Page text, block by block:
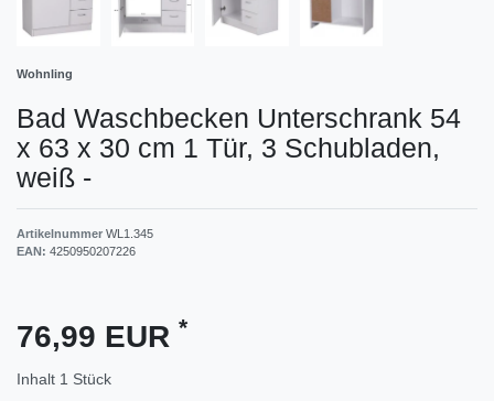
Wohnling
Bad Waschbecken Unterschrank 54
x 63 x 30 cm 1 Tür, 3 Schubladen,
weiß -
Artikelnummer WL1.345
EAN: 4250950207226
76,99 EUR *
Inhalt 1 Stück